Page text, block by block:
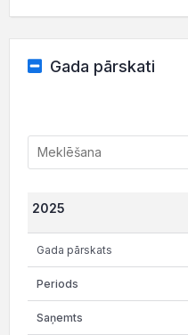
Gada pārskati
2025
Gada pārskats